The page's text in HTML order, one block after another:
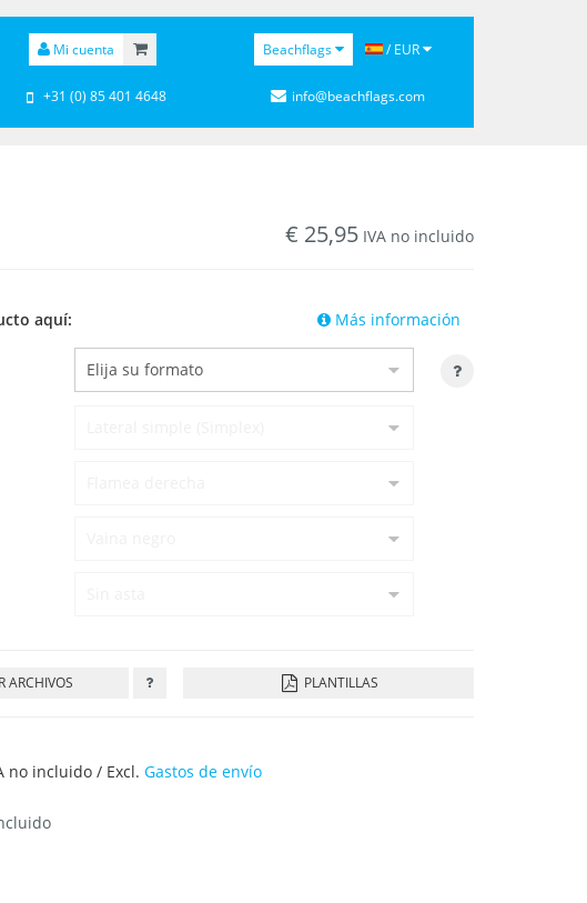
Mi cuenta Beachflags / EUR
+31 (0) 85 401 4648 info@beachflags.com
€ 25,95 IVA no incluido
Más información
aquí:
ARCHIVOS PLANTILLAS
no incluido / Excl. Gastos de envío